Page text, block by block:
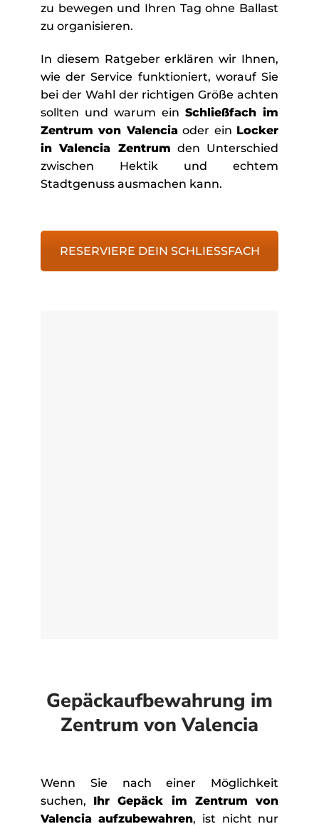
zu bewegen und Ihren Tag ohne Ballast
zu organisieren.
In diesem Ratgeber erklären wir Ihnen,
wie der Service funktioniert, worauf Sie
bei der Wahl der richtigen Größe achten
sollten und warum einSchließfach im
Zentrum von Valenciaoder ein Locker
in Valencia Zentrum den Unterschied
zwischen Hektik und echtem
Stadtgenuss ausmachen kann.
RESERVIERE DEIN SCHLIESSFACH
Gepäckaufbewahrung im
Zentrum von Valencia
Wenn Sie nach einer Möglichkeit
suchen, Ihr Gepäck im Zentrum von
Valencia aufzubewahren, ist nicht nur